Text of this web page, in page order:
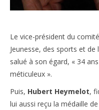
Le vice-président du
Jeunesse, des sports et de
salué à son égard, « 34
méticuleux ».
Puis, Hubert Heymelot,
lui aussi reçu la médaille